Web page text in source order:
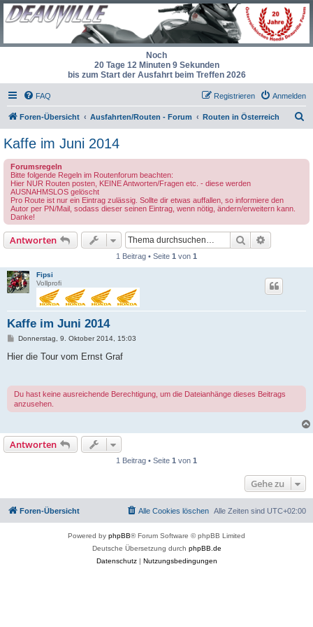
Noch
20 Tage 12 Minuten 9 Sekunden
bis zum Start der Ausfahrt beim Treffen 2026
FAQ Anmelden
Registrieren
Foren-Übersicht Ausfahrten/Routen - Forum Routen in Österreich
Kaffe im Juni 2014
Forumsregeln
Bitte folgende Regeln im Routenforum beachten:
Hier NUR Routen posten, KEINE Antworten/Fragen etc. - diese werden
AUSNAHMSLOS gelöscht
Pro Route ist nur ein Eintrag zulässig. Sollte dir etwas auffallen, so informiere den
Autor per PN/Mail, sodass dieser seinen Eintrag, wenn nötig, ändern/erweitern kann.
Danke!
Antworten Suche
1 Beitrag • Seite 1 von 1
Fipsi
Vollprofi
Kaffe im Juni 2014
B
i
g
Donnerstag, 9. Oktober 2014, 15:03
Hier die Tour vom Ernst Graf
Du hast keine ausreichende Berechtigung, um die Dateianhänge dieses Beitrags
anzusehen.
Antworten
1 Beitrag • Seite 1 von 1
Gehe zu
Foren-Übersicht Alle Zeiten sind UTC+02:00
Alle Cookies löschen
Powered by phpBB® Forum Software © phpBB Limited
Deutsche Übersetzung durch phpBB.de
Datenschutz| Nutzungsbedingungen